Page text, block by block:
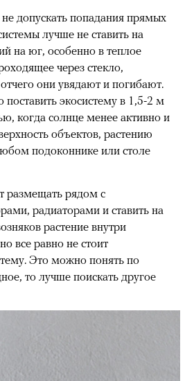
допускать попадания прямых
лучше не ставить на
на юг, особенно в теплое
через стекло,
отчего они увядают и погибают.
экосистему в 1,5-2 м
когда солнце менее активно и
объектов, растению
подоконнике или столе
размещать рядом с
радиаторами и ставить на
растение внутри
все равно не стоит
Это можно понять по
то лучше поискать другое